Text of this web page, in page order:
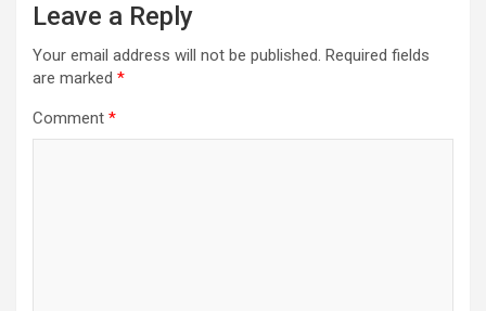
Leave a Reply
Your email address will not be published. Required fields
are marked *
Comment *